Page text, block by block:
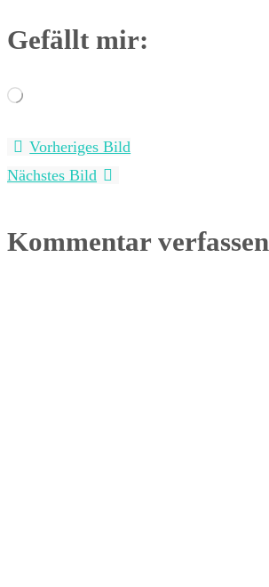
Gefällt mir:
Wird
Vorheriges Bild
Nächstes Bild
Kommentar verfassen